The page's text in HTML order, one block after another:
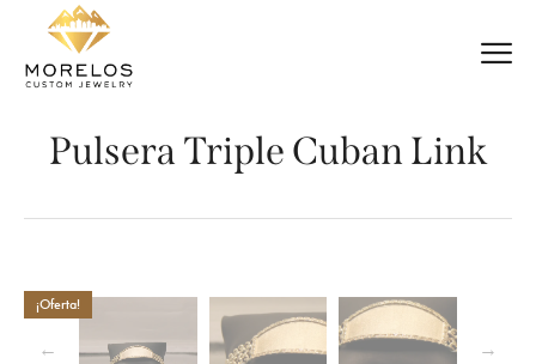
Pulsera Triple Cuban Link
¡Oferta!